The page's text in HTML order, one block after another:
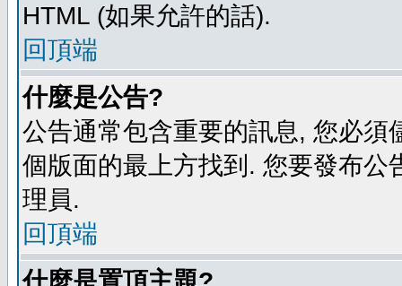
HTML (如果允許的話).
回頂端
什麼是公告?
公告通常包含重要的訊息, 您必
個版面的最上方找到. 您要發布
理員.
回頂端